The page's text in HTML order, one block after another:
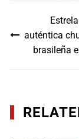
entradas
auténtica
brasileña